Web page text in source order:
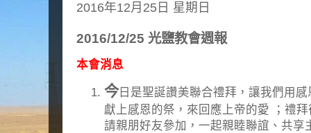
2016年12月25日 星期日
2016/12/25 光鹽教會週報
本會消息
今日是聖誕讚美聯合禮拜，讓我們用
獻上感恩的祭，來回應上帝的愛 ；禮
請親朋好友參加，一起親睦聯誼、共享